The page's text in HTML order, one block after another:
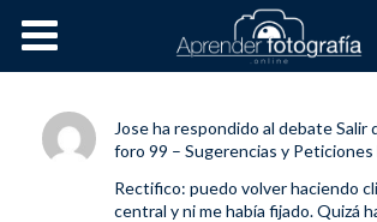
Cursos OnLine
Joseha respondido al debateSalir
foro 99 – Sugerencias y Peticiones
Rectifico: puedo volver haciendo
central y ni me había fijado. Quizá